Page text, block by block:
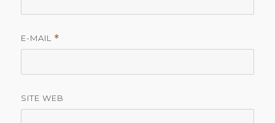
E-MAIL *
SITE WEB